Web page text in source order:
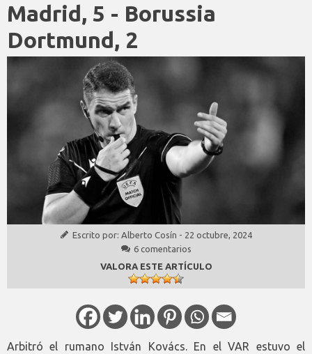
Madrid, 5 - Borussia
Dortmund, 2
Escrito por: Alberto Cosín - 22 octubre, 2024
6 comentarios
VALORA ESTE ARTÍCULO
Arbitró el rumano István Kovács. En el VAR estuvo el